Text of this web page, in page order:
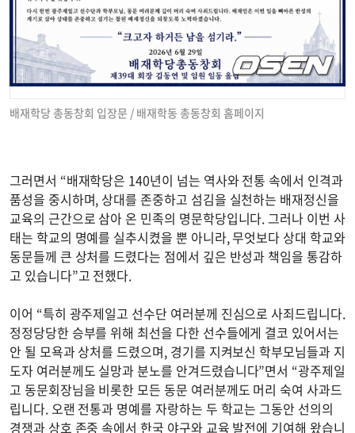
배재학당 총동창회 입장문 / 배재학동 총동창회 홈페이지
그러면서 “배재학당은 140년이 넘는 역사와 전통 속에서 인격과
품성을 중시하며, 상대를 존중하고 섬김을 실천하는 배재정신을
교육의 근간으로 삼아 온 민족의 명문학당입니다. 그러나 이번 사
태는 학교의 명예를 실추시켰을 뿐 아니라, 무엇보다 상대 학교와
동문들께 큰 상처를 드렸다는 점에서 깊은 반성과 책임을 통감하
고 있습니다”고 전했다.
이어 “특히 광주제일고 선수단 여러분께 진심으로 사죄드립니다.
정정당당한 승부를 위해 최선을 다한 선수들에게 결코 있어서는
안 될 모욕과 상처를 드렸으며, 경기를 지켜보신 학부모님들과 지
도자 여러분께도 실망과 분노를 안겨드렸습니다”면서 “광주제일
고 동문회장님을 비롯한 모든 동문 여러분께도 머리 숙여 사과드
립니다. 오랜 전통과 명예를 자랑하는 두 학교는 그동안 선의의
경쟁과 상호 존중 속에서 한국 야구와 교육 발전에 기여해 왔습니